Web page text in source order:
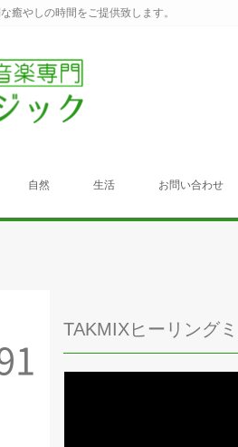
癒やしの時間をご提供致します。
自然 生活 お問い合わせ
TAKMIXヒーリング